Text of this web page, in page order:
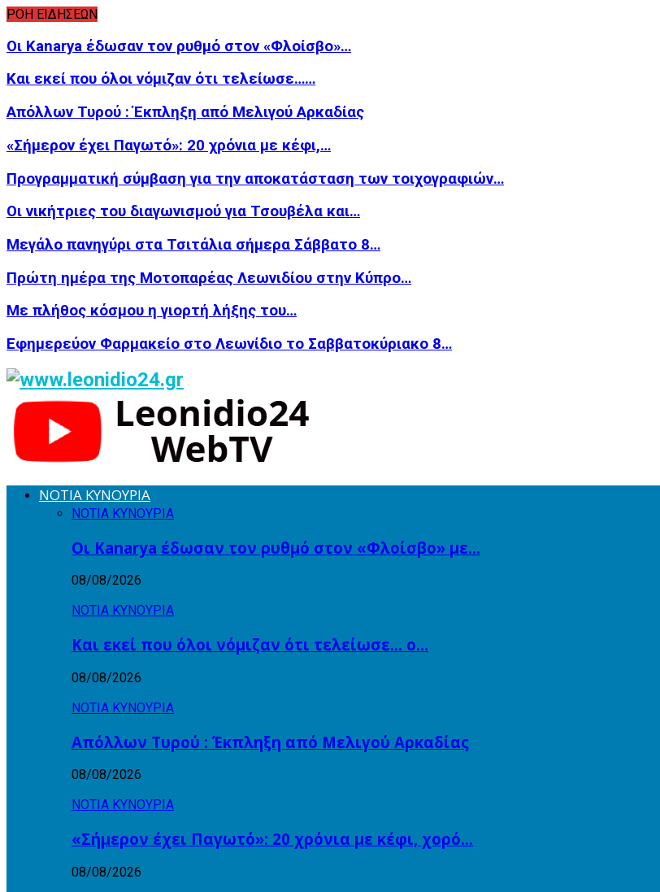
ΡΟΗ ΕΙΔΗΣΕΩΝ
Οι Kanarya έδωσαν τον ρυθμό στον «Φλοίσβο»…
Και εκεί που όλοι νόμιζαν ότι τελείωσε……
Απόλλων Τυρού : Έκπληξη από Μελιγού Αρκαδίας
«Σήμερον έχει Παγωτό»: 20 χρόνια με κέφι,…
Προγραμματική σύμβαση για την αποκατάσταση των τοιχογραφιών…
Οι νικήτριες του διαγωνισμού για Τσουβέλα και…
Μεγάλο πανηγύρι στα Τσιτάλια σήμερα Σάββατο 8…
Πρώτη ημέρα της Μοτοπαρέας Λεωνιδίου στην Κύπρο…
Με πλήθος κόσμου η γιορτή λήξης του…
Εφημερεύον Φαρμακείο στο Λεωνίδιο το Σαββατοκύριακο 8…
ΝΟΤΙΑ ΚΥΝΟΥΡΙΑ
ΝΟΤΙΑ ΚΥΝΟΥΡΙΑ
Οι Kanarya έδωσαν τον ρυθμό στον «Φλοίσβο» με…
08/08/2026
ΝΟΤΙΑ ΚΥΝΟΥΡΙΑ
Και εκεί που όλοι νόμιζαν ότι τελείωσε… ο…
08/08/2026
ΝΟΤΙΑ ΚΥΝΟΥΡΙΑ
Απόλλων Τυρού : Έκπληξη από Μελιγού Αρκαδίας
08/08/2026
ΝΟΤΙΑ ΚΥΝΟΥΡΙΑ
«Σήμερον έχει Παγωτό»: 20 χρόνια με κέφι, χορό…
08/08/2026